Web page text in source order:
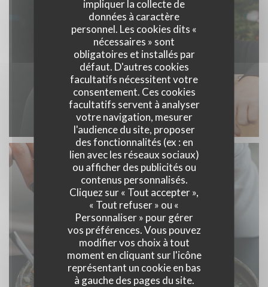
impliquer la collecte de
données à caractère
personnel. Les cookies dits «
nécessaires » sont
obligatoires et installés par
défaut. D'autres cookies
facultatifs nécessitent votre
consentement. Ces cookies
facultatifs servent à analyser
votre navigation, mesurer
l'audience du site, proposer
des fonctionnalités (ex : en
lien avec les réseaux sociaux)
ou afficher des publicités ou
contenus personnalisés.
Cliquez sur « Tout accepter »,
« Tout refuser » ou «
Personnaliser » pour gérer
vos préférences. Vous pouvez
modifier vos choix à tout
moment en cliquant sur l'icône
représentant un cookie en bas
à gauche des pages du site.
Notre équipe